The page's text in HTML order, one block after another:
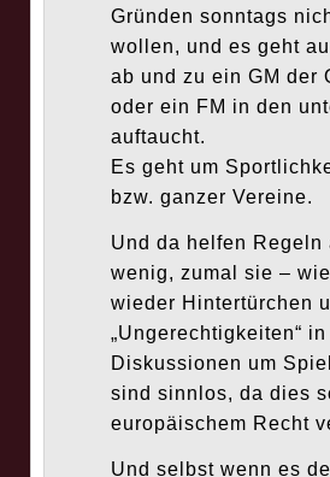
Gründen sonntags
wollen, und es geht
ab und zu ein GM der
oder ein FM in den
auftaucht.
Es geht um
bzw. ganzer Vereine.
Und da helfen Regeln
wenig, zumal sie –
wieder Hintertürchen
„Ungerechtigkeiten“
Diskussionen um
sind sinnlos, da dies
europäischem Recht
Und selbst wenn es